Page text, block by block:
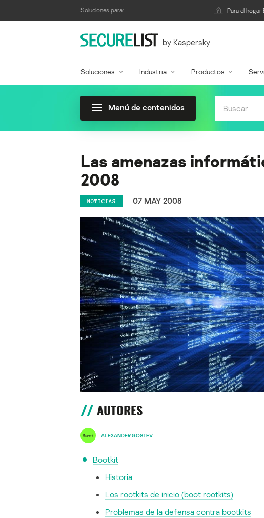
Soluciones para: Para el hogar
by Kaspersky
Soluciones Industria Productos
Menú de contenidos
Las amenazas
2008
NOTICIAS 07 MAY 2008
AUTORES
ALEXANDER GOSTEV
Bootkit
Historia
Los rootkits de inicio (boot rootkits)
Problemas de la defensa contra bootkits